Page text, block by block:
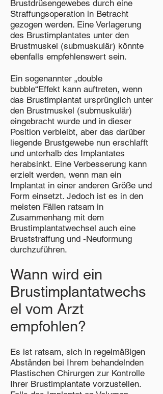
Brustdrüsengewebes durch eine
Straffungsoperation in Betracht
gezogen werden. Eine Verlagerung
des Brustimplantates unter den
Brustmuskel (submuskulär) könnte
ebenfalls empfehlenswert sein.
Ein sogenannter „double
bubble“Effekt kann auftreten, wenn
das Brustimplantat ursprünglich unter
den Brustmuskel (submuskulär)
eingebracht wurde und in dieser
Position verbleibt, aber das darüber
liegende Brustgewebe nun erschlafft
und unterhalb des Implantates
herabsinkt. Eine Verbesserung kann
erzielt werden, wenn man ein
Implantat in einer anderen Größe und
Form einsetzt. Jedoch ist es in den
meisten Fällen ratsam in
Zusammenhang mit dem
Brustimplantatwechsel auch eine
Bruststraffung und -Neuformung
durchzuführen.
Wann wird ein
Brustimplantatwechs
el vom Arzt
empfohlen?
Es ist ratsam, sich in regelmäßigen
Abständen bei Ihrem behandelnden
Plastischen Chirurgen zur Kontrolle
Ihrer Brustimplantate vorzustellen.